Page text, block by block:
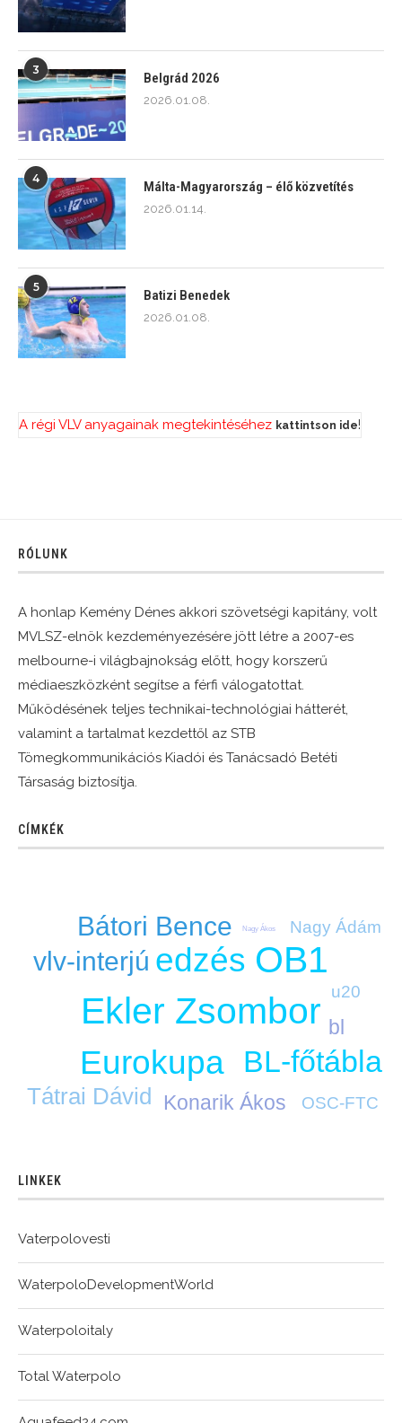
3
Belgrád 2026
2026.01.08.
4
Málta-Magyarország – élő közvetítés
2026.01.14.
5
Batizi Benedek
2026.01.08.
A régi VLV anyagainak megtekintéséhez kattintson ide!
RÓLUNK
A honlap Kemény Dénes akkori szövetségi kapitány, volt
MVLSZ-elnök kezdeményezésére jött létre a 2007-es
melbourne-i világbajnokság előtt, hogy korszerű
médiaeszközként segítse a férfi válogatottat.
Működésének teljes technikai-technológiai hátterét,
valamint a tartalmat kezdettől az STB
Tömegkommunikációs Kiadói és Tanácsadó Betéti
Társaság biztosítja.
CÍMKÉK
Ekler Zsombor
OB1
edzés
Eurokupa BL-főtábla
Bátori Bence
vlv-interjú
Tátrai Dávid
bl
Konarik Ákos
Nagy Ádám
OSC-FTC
u20
Nagy Ákos
LINKEK
Vaterpolovesti
WaterpoloDevelopmentWorld
Waterpoloitaly
Total Waterpolo